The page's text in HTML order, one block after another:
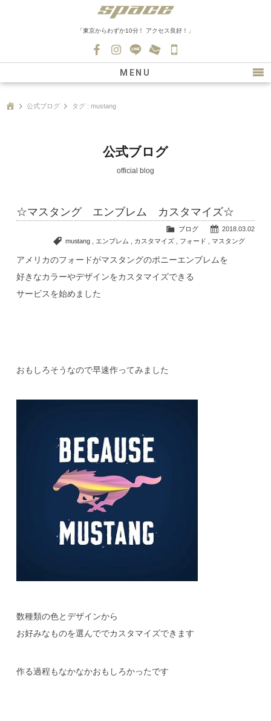
「東京からわずか10分！ アクセス良好！」
0139
MENU
新車情報
在庫車情報
ファクトリー
会社紹介
スタッフ募集
公式ブログ タグ : mustang
公式ブログ
official blog
☆マスタング エンブレム カスタマイズ☆
2018.03.02
ブログ
mustang
エンブレム カスタマイズ フォード マスタング
アメリカのフォードがマスタングのポニーエンブレムを
好きなカラーやデザインをカスタマイズできる
サービスを始めました
おもしろそうなので早速作ってみました
数種類の色とデザインから
お好みなものを選んででカスタマイズできます
作る過程もなかなかおもしろかったです